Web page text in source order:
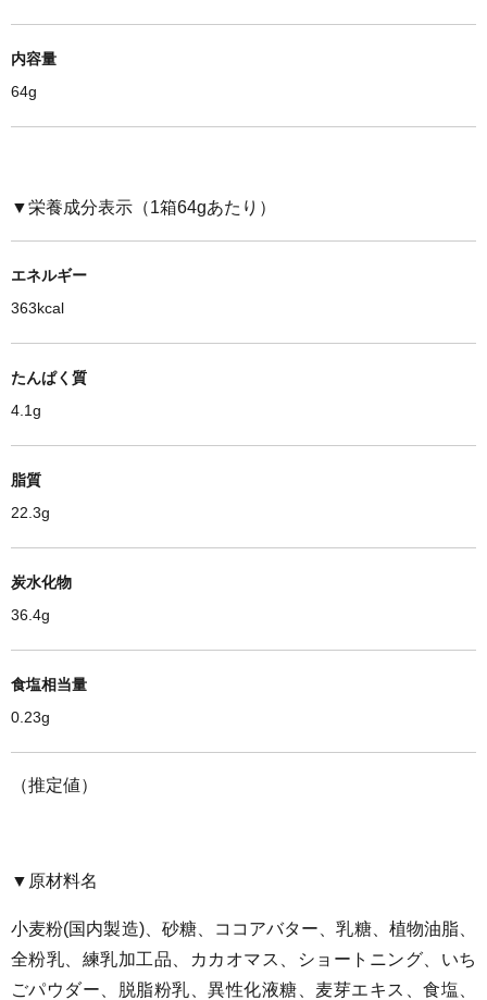
内容量
64g
▼栄養成分表示（1箱64gあたり）
エネルギー
363kcal
たんぱく質
4.1g
脂質
22.3g
炭水化物
36.4g
食塩相当量
0.23g
（推定値）
▼原材料名
小麦粉(国内製造)、砂糖、ココアバター、乳糖、植物油脂、
全粉乳、練乳加工品、カカオマス、ショートニング、いち
ごパウダー、脱脂粉乳、異性化液糖、麦芽エキス、食塩、